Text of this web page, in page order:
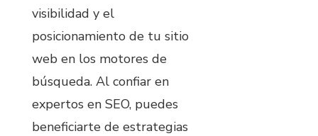
visibilidad y el
posicionamiento de tu sitio
web en los motores de
búsqueda. Al confiar en
expertos en SEO, puedes
beneficiarte de estrategias